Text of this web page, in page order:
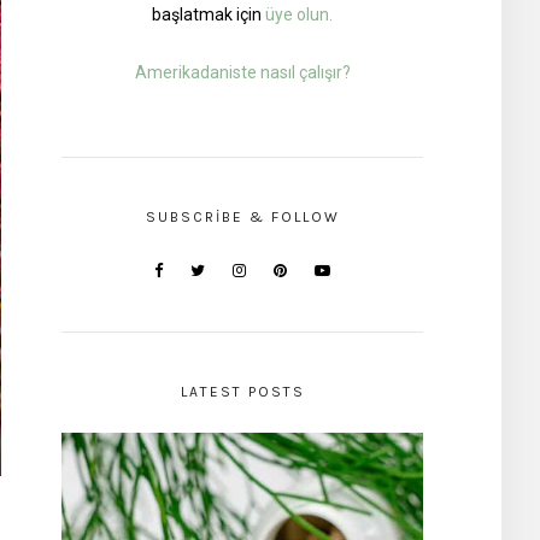
başlatmak için üye olun.
Amerikadaniste nasıl çalışır?
SUBSCRIBE & FOLLOW
LATEST POSTS